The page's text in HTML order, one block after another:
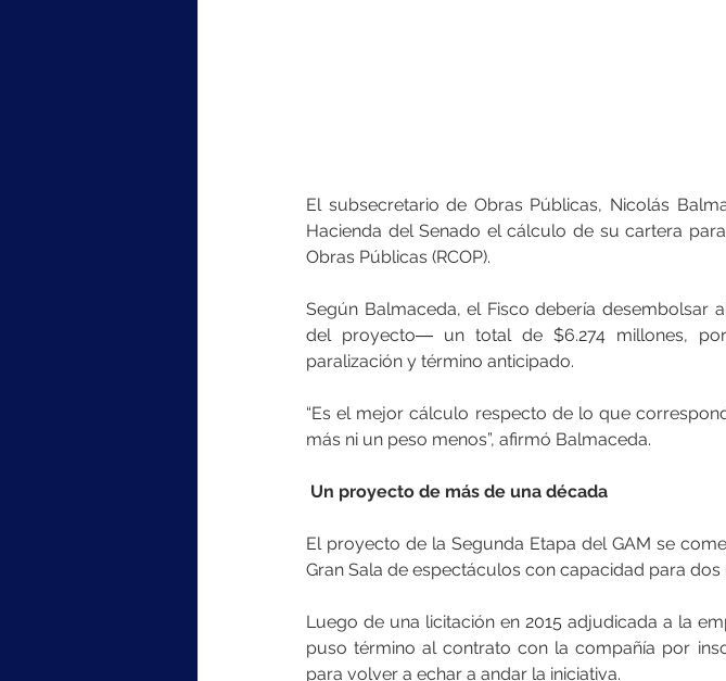
El subsecretario de Obras Públicas, Nicolás
Hacienda del Senado el cálculo de su cartera
Obras Públicas (RCOP).
Según Balmaceda, el Fisco debería desembolsar
del proyecto― un total de $6.274 millones,
paralización y término anticipado.
“Es el mejor cálculo respecto de lo que
más ni un peso menos”, afirmó Balmaceda.
Un proyecto de más de una década
El proyecto de la Segunda Etapa del GAM se
Gran Sala de espectáculos con capacidad para dos
Luego de una licitación en 2015 adjudicada a la
puso término al contrato con la compañía por
para volver a echar a andar la iniciativa.